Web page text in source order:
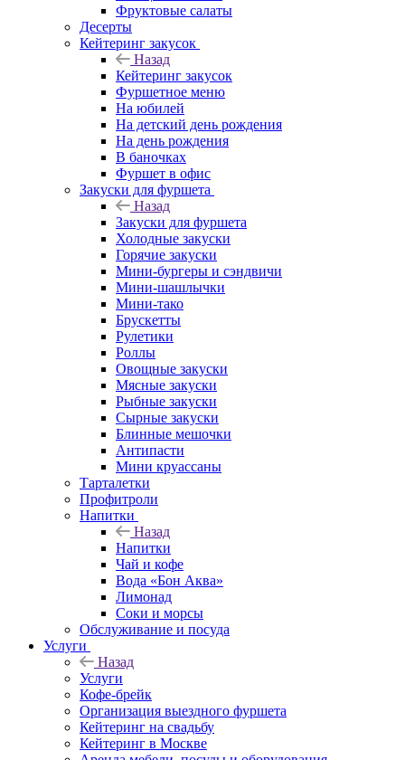
Фруктовые салаты
Десерты
Кейтеринг закусок
Назад
Кейтеринг закусок
Фуршетное меню
На юбилей
На детский день рождения
На день рождения
В баночках
Фуршет в офис
Закуски для фуршета
Назад
Закуски для фуршета
Холодные закуски
Горячие закуски
Мини-бургеры и сэндвичи
Мини-шашлычки
Мини-тако
Брускетты
Рулетики
Роллы
Овощные закуски
Мясные закуски
Рыбные закуски
Сырные закуски
Блинные мешочки
Антипасти
Мини круассаны
Тарталетки
Профитроли
Напитки
Назад
Напитки
Чай и кофе
Вода «Бон Аква»
Лимонад
Соки и морсы
Обслуживание и посуда
Услуги
Назад
Услуги
Кофе-брейк
Организация выездного фуршета
Кейтеринг на свадьбу
Кейтеринг в Москве